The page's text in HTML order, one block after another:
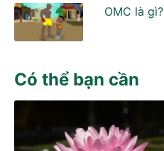
OMC là gì?
Có thể bạn cần